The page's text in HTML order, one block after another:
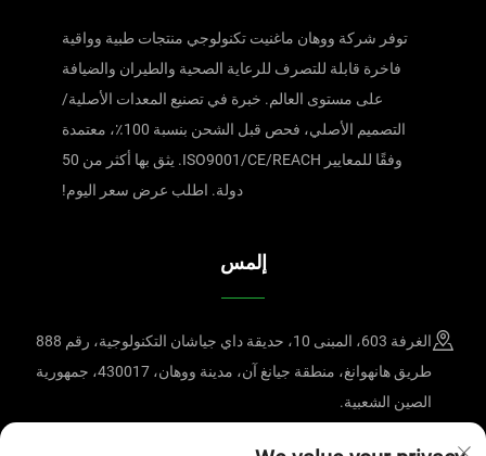
توفر شركة ووهان ماغنيت تكنولوجي منتجات طبية وواقية
فاخرة قابلة للتصرف للرعاية الصحية والطيران والضيافة
على مستوى العالم. خبرة في تصنيع المعدات الأصلية/
التصميم الأصلي، فحص قبل الشحن بنسبة 100٪، معتمدة
وفقًا للمعايير ISO9001/CE/REACH. يثق بها أكثر من 50
دولة. اطلب عرض سعر اليوم!
إلمس
الغرفة 603، المبنى 10، حديقة داي جياشان التكنولوجية، رقم 888
طريق هانهوانغ، منطقة جيانغ آن، مدينة ووهان، 430017، جمهورية
الصين الشعبية.
+86-15607122519